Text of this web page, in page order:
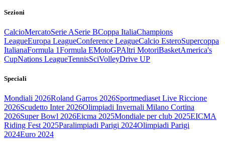
Sezioni
CalcioMercatoSerie ASerie BCoppa ItaliaChampions
LeagueEuropa LeagueConference LeagueCalcio EsteroSupercoppa
ItalianaFormula 1Formula EMotoGPAltri MotoriBasketAmerica's
CupNations LeagueTennisSciVolleyDrive UP
Speciali
Mondiali 2026Roland Garros 2026Sportmediaset Live Riccione
2026Scudetto Inter 2026Olimpiadi Invernali Milano Cortina
2026Super Bowl 2026Eicma 2025Mondiale per club 2025EICMA
Riding Fest 2025Paralimpiadi Parigi 2024Olimpiadi Parigi
2024Euro 2024